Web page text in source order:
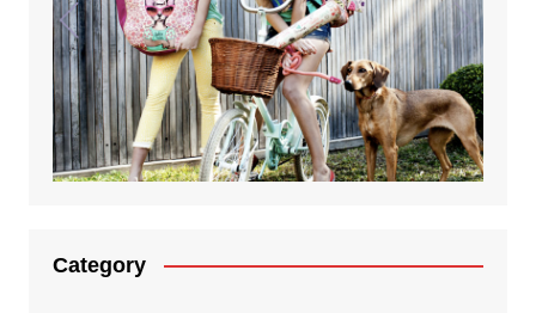
Category